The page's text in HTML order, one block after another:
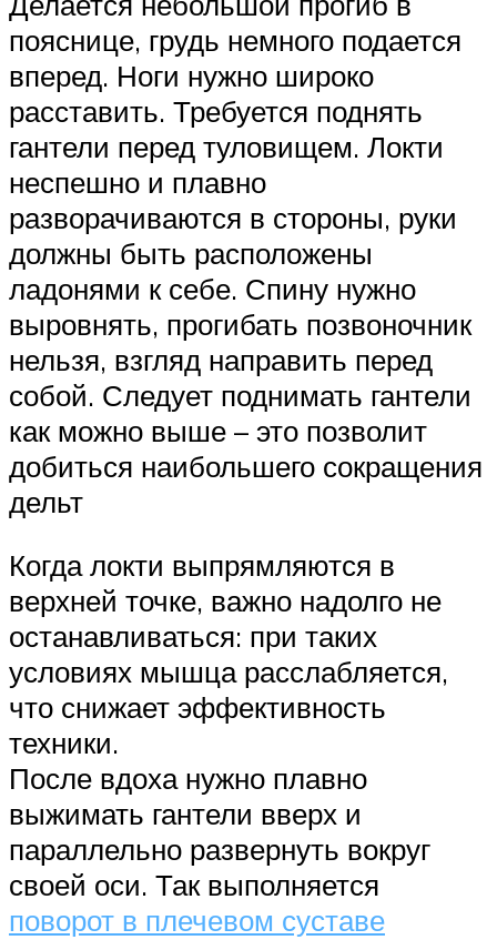
пояснице, грудь немного подается
вперед. Ноги нужно широко
расставить. Требуется поднять
гантели перед туловищем. Локти
неспешно и плавно
разворачиваются в стороны, руки
должны быть расположены
ладонями к себе. Спину нужно
выровнять, прогибать позвоночник
нельзя, взгляд направить перед
собой. Следует поднимать гантели
как можно выше – это позволит
добиться наибольшего сокращения
дельт
Когда локти выпрямляются в
верхней точке, важно надолго не
останавливаться: при таких
условиях мышца расслабляется,
что снижает эффективность
техники.
После вдоха нужно плавно
выжимать гантели вверх и
параллельно развернуть вокруг
своей оси. Так выполняется
поворот в плечевом суставе